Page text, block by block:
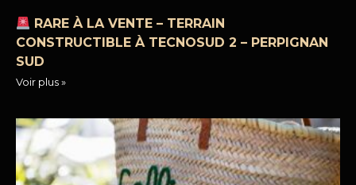
RARE À LA VENTE – TERRAIN
CONSTRUCTIBLE À TECNOSUD 2 – PERPIGNAN
SUD
Voir plus »